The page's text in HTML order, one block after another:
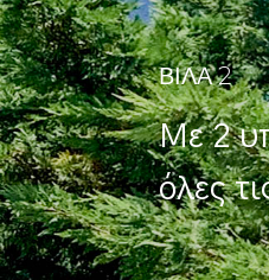
ΒΙΛΑ 2
Με 2
όλες